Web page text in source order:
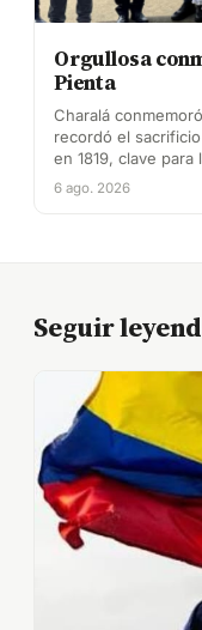
Orgullosa
Pienta
Charalá
recordó el
en 1819, clave
6 ago. 2026
Seguir